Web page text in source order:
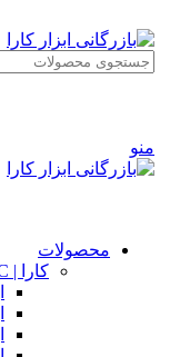
منو
محصولات
کارا | KTC